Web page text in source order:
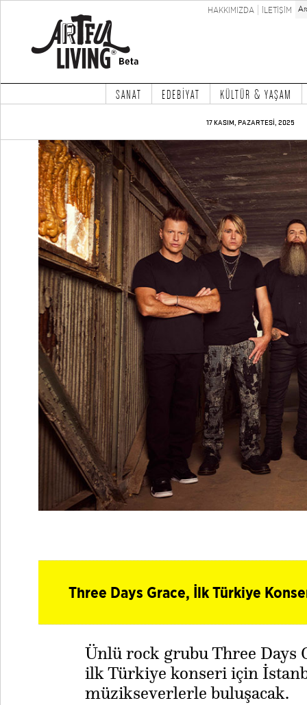
HAKKIMIZDA İLETİŞİM
SANAT EDEBİYAT KÜLTÜR & YAŞAM
17 KASIM, PAZARTESİ, 2025
Three Days Grace, İlk Türkiye
Ünlü rock grubu Three Days
ilk Türkiye konseri için
müzikseverlerle buluşacak.